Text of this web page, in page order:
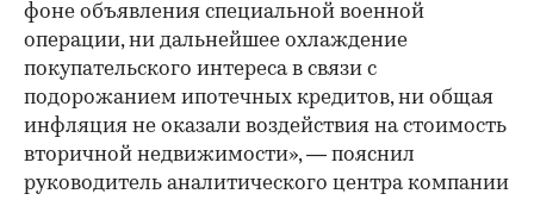
00:00 / 00:00
фоне объявления специальной военной
операции, ни дальнейшее охлаждение
покупательского интереса в связи с
подорожанием ипотечных кредитов, ни общая
инфляция не оказали воздействия на стоимость
вторичной недвижимости», — пояснил
руководитель аналитического центра компании